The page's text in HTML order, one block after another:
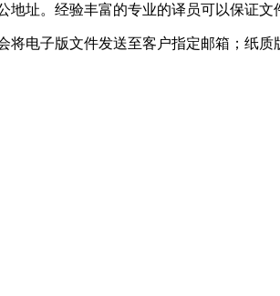
址。经验丰富的专业的译员可以保证
电子版文件发送至客户指定邮箱；纸